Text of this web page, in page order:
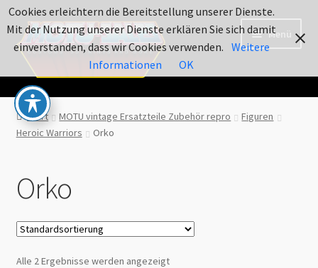
Zur
Navigation
springen
Zum
Inhalt
springen
Menü
Shop motu-sales.de
Datenschutz / Cookies
Start MOTU vintage Ersatzteile Zubehör repro
Figuren
Heroic Warriors
Orko
Orko
Alle 2 Ergebnisse werden angezeigt
Cookies erleichtern die Bereitstellung unserer Dienste.
Mit der Nutzung unserer Dienste erklären Sie sich damit
einverstanden, dass wir Cookies verwenden. Weitere
Informationen
OK